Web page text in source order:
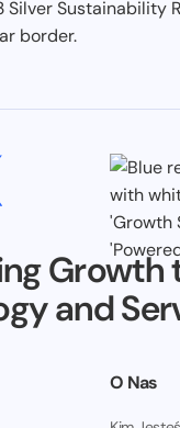
Growth
and
O Nas